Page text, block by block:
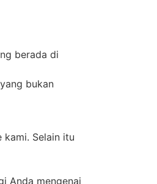
berada di
bukan
kami. Selain itu
Anda mengenai